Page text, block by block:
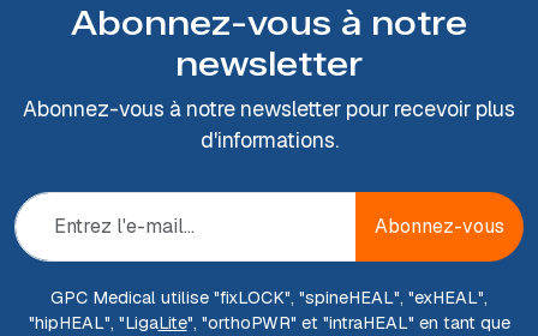
Abonnez-vous à notre
newsletter
Abonnez-vous à notre newsletter pour recevoir plus
d'informations.
Abonnez-vous
GPC Medical utilise "fixLOCK", "spineHEAL", "exHEAL",
"hipHEAL", "LigaLite", "orthoPWR" et "intraHEAL" en tant que